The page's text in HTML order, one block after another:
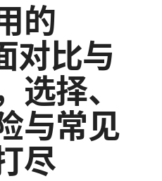
的
对比与
选择、
与常见
尽